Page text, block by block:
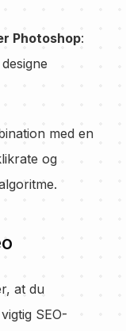
Photoshop:
med en
og
at du
SEO-